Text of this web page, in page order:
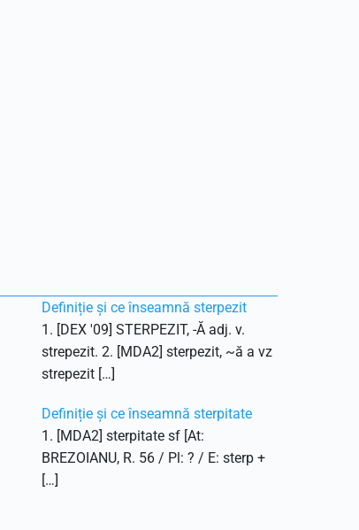
Definiție și ce înseamnă sterpezit
1. [DEX '09] STERPEZIT, -Ă adj. v.
strepezit. 2. [MDA2] sterpezit, ~ă a vz
strepezit […]
Definiție și ce înseamnă sterpitate
1. [MDA2] sterpitate sf [At:
BREZOIANU, R. 56 / Pl: ? / E: sterp +
[…]